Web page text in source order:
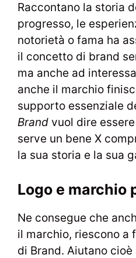
Raccontano la storia
progresso, le
notorietà o fama ha
il concetto di brand
ma anche ad
anche il marchio
supporto essenziale
Brand vuol dire
serve un bene X
la sua storia e la sua
Logo e marchio
Ne consegue che
il marchio, riescono
di Brand. Aiutano cioè